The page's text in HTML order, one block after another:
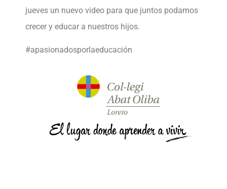
jueves un nuevo video para que juntos podamos
crecer y educar a nuestros hijos.
#apasionadosporlaeducación